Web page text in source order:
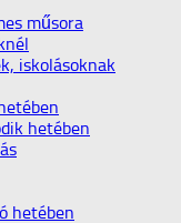
műsora
iskolásoknak
hetében
hetében